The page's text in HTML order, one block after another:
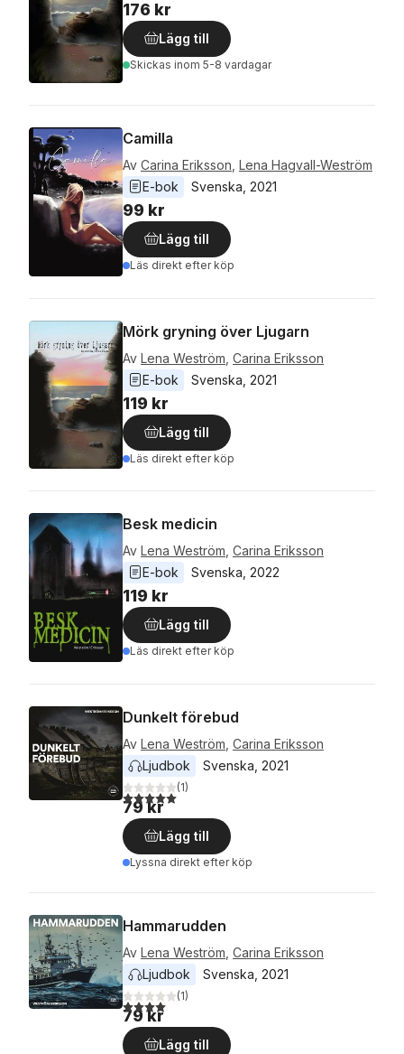
176 kr
Lägg till
Skickas inom 5-8 vardagar
Camilla
Av Carina Eriksson Lena Hagvall-Weström
E-bok
Svenska 2021
99 kr
Lägg till
Läs direkt efter köp
Mörk gryning över Ljugarn
Av Lena Weström Carina Eriksson
E-bok
Svenska 2021
119 kr
Lägg till
Läs direkt efter köp
Besk medicin
Av Lena Weström, Carina Eriksson
E-bok
Svenska, 2022
119 kr
Lägg till
Läs direkt efter köp
Dunkelt förebud
Av Lena Weström Carina Eriksson
Ljudbok
Svenska 2021
5,0utav 5 stjärnor. Totalt antal röster:
(1)
79 kr
Lägg till
Lyssna direkt efter köp
Hammarudden
Av Lena Weström Carina Eriksson
Ljudbok
Svenska 2021
4,0utav 5 stjärnor. Totalt antal röster:
(1)
79 kr
Lägg till